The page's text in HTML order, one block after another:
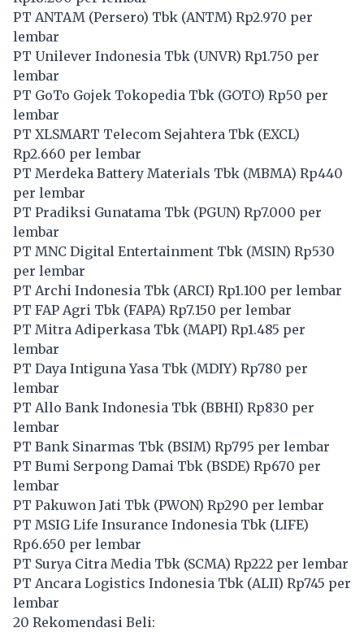
PT ANTAM (Persero) Tbk (ANTM) Rp2.970 per
lembar
PT Unilever Indonesia Tbk (UNVR) Rp1.750 per
lembar
PT GoTo Gojek Tokopedia Tbk (GOTO) Rp50 per
lembar
PT XLSMART Telecom Sejahtera Tbk (EXCL)
Rp2.660 per lembar
PT Merdeka Battery Materials Tbk (MBMA) Rp440
per lembar
PT Pradiksi Gunatama Tbk (PGUN) Rp7.000 per
lembar
PT MNC Digital Entertainment Tbk (MSIN) Rp530
per lembar
PT Archi Indonesia Tbk (ARCI) Rp1.100 per lembar
PT FAP Agri Tbk (FAPA) Rp7.150 per lembar
PT Mitra Adiperkasa Tbk (MAPI) Rp1.485 per
lembar
PT Daya Intiguna Yasa Tbk (MDIY) Rp780 per
lembar
PT Allo Bank Indonesia Tbk (BBHI) Rp830 per
lembar
PT Bank Sinarmas Tbk (BSIM) Rp795 per lembar
PT Bumi Serpong Damai Tbk (BSDE) Rp670 per
lembar
PT Pakuwon Jati Tbk (PWON) Rp290 per lembar
PT MSIG Life Insurance Indonesia Tbk (LIFE)
Rp6.650 per lembar
PT Surya Citra Media Tbk (SCMA) Rp222 per lembar
PT Ancara Logistics Indonesia Tbk (ALII) Rp745 per
lembar
20 Rekomendasi Beli: